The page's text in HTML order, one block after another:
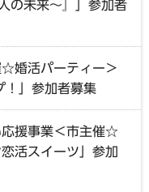
の未来～』」参加者
婚活パーティー＞
！」参加者募集
応援事業＜市主催☆
活スイーツ」参加